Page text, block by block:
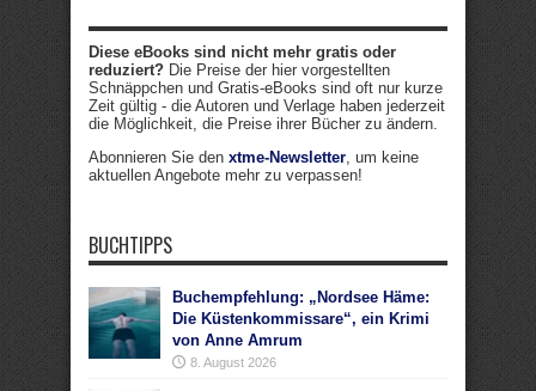
Diese eBooks sind nicht mehr gratis oder
reduziert? Die Preise der hier vorgestellten
Schnäppchen und Gratis-eBooks sind oft nur kurze
Zeit gültig - die Autoren und Verlage haben jederzeit
die Möglichkeit, die Preise ihrer Bücher zu ändern.
Abonnieren Sie den xtme-Newsletter, um keine
aktuellen Angebote mehr zu verpassen!
BUCHTIPPS
Buchempfehlung: „Nordsee Häme:
Die Küstenkommissare“, ein Krimi
von Anne Amrum
8. August 2026